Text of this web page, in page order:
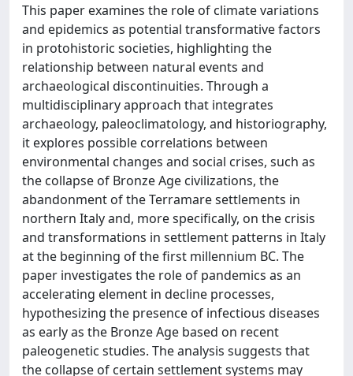
This paper examines the role of climate variations
and epidemics as potential transformative factors
in protohistoric societies, highlighting the
relationship between natural events and
archaeological discontinuities. Through a
multidisciplinary approach that integrates
archaeology, paleoclimatology, and historiography,
it explores possible correlations between
environmental changes and social crises, such as
the collapse of Bronze Age civilizations, the
abandonment of the Terramare settlements in
northern Italy and, more specifically, on the crisis
and transformations in settlement patterns in Italy
at the beginning of the first millennium BC. The
paper investigates the role of pandemics as an
accelerating element in decline processes,
hypothesizing the presence of infectious diseases
as early as the Bronze Age based on recent
paleogenetic studies. The analysis suggests that
the collapse of certain settlement systems may